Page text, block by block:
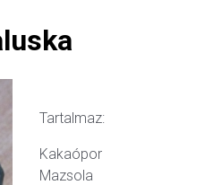
Tartalmaz:
Kakaópor
Mazsola